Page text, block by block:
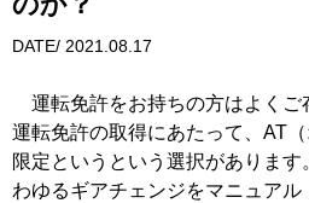
DATE/ 2021.08.17
運転免許をお持ちの方はよくご
運転免許の取得にあたって、AT
限定というという選択がありま
わゆるギアチェンジをマニュア